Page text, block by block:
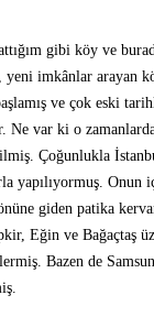
gibi köy ve
yeni imkânlar arayan
ve çok eski
Ne var ki o
Çoğunlukla
yapılıyormuş. Onun
giden patika
Eğin ve Bağaçtaş
Bazen de